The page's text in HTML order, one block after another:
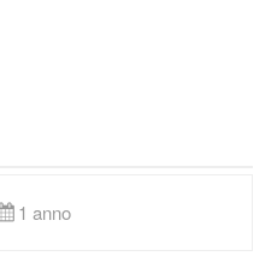
1 anno